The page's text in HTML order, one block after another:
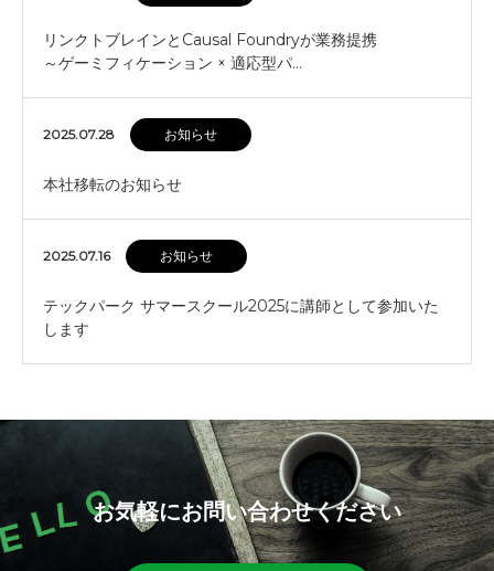
リンクトブレインとCausal Foundryが業務提携
～ゲーミフィケーション × 適応型パ…
2025.07.28 お知らせ
本社移転のお知らせ
2025.07.16 お知らせ
テックパーク サマースクール2025に講師として参加いた
します
お気軽にお問い合わせください